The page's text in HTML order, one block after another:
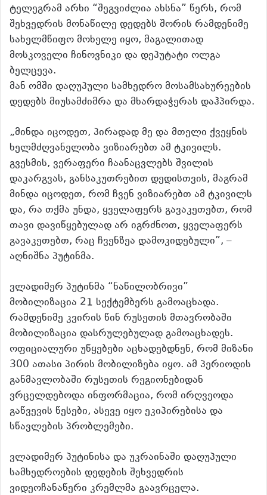
ტელეგრამ არხი “შეგვიძლია ახსნა” წერს, რომ
შეხვედრის მონაწილე დედებს შორის რამდენიმე
სახელმწიფო მოხელე იყო, მაგალითად
მოსკოველი ჩინოვნიკი და დეპუტატი ოლგა
ბელცევა.
მან ომში დაღუპული სამხედრო მოსამსახურეების
დედებს მიუსამძიმრა და მხარდაჭერას დაჰპირდა.
„მინდა იცოდეთ, პირადად მე და მთელი ქვეყნის
ხელმძღვანელობა ვიზიარებთ ამ ტკივილს.
გვესმის, ვერაფერი ჩაანაცვლებს შვილის
დაკარგვას, განსაკუთრებით დედისთვის, მაგრამ
მინდა იცოდეთ, რომ ჩვენ ვიზიარებთ ამ ტკივილს
და, რა თქმა უნდა, ყველაფერს გავაკეთებთ, რომ
თავი დავიწყებულად არ იგრძნოთ, ყველაფერს
გავაკეთებთ, რაც ჩვენზეა დამოკიდებული”, –
აღნიშნა პუტინმა.
ვლადიმერ პუტინმა “ნაწილობრივი”
მობილიზაცია 21 სექტემბერს გამოაცხადა.
რამდენიმე კვირის წინ რუსეთის მთავრობაში
მობილიზაცია დასრულებულად გამოაცხადეს.
ოფიციალური უწყებები აცხადებდნენ, რომ მიზანი
300 ათასი პირის მობილიზება იყო. ამ პერიოდის
განმავლობაში რუსეთის რეგიონებიდან
ვრცელდებოდა ინფორმაცია, რომ ირღვეოდა
გაწვევის წესები, ასევე იყო ეკიპირებისა და
სწავლების პრობლემები.
ვლადიმერ პუტინისა და უკრაინაში დაღუპული
სამხედროების დედების შეხვედრის
ვიდეოჩანაწერი კრემლმა გაავრცელა.